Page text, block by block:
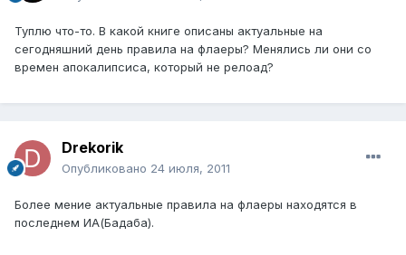
Туплю что-то. В какой книге описаны актуальные на
сегодняшний день правила на флаеры? Менялись ли они со
времен апокалипсиса, который не релоад?
Drekorik
Опубликовано 24 июля, 2011
Более мение актуальные правила на флаеры находятся в
последнем ИА(Бадаба).